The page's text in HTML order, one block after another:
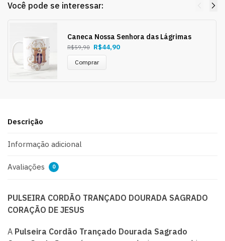
Você pode se interessar:
Caneca Nossa Senhora das Lágrimas
R$59,90 R$44,90
Comprar
Descrição
Informação adicional
Avaliações 0
PULSEIRA CORDÃO TRANÇADO DOURADA SAGRADO
CORAÇÃO DE JESUS
A Pulseira Cordão Trançado Dourada Sagrado